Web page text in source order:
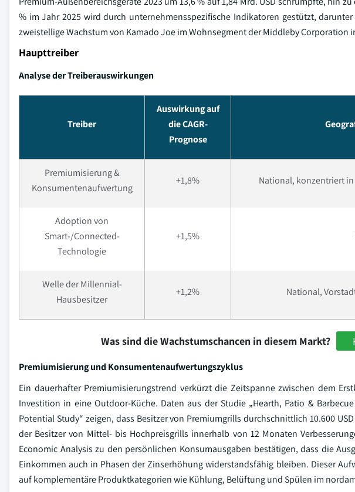
% im Jahr 2025 wird durch unternehmensspezifische Indikatoren gestützt,
zweistellige Wachstum von Kamado Joe im Wohnsegment der Middleby Corporation
Haupttreiber
Analyse der Treiberauswirkungen
Treiber
Auswirkung auf
die CAGR-
Prognose
Premiumisierung &
Konsumentenaufwertung
+1,8% National, konzentriert
Adoption von
Smart-/Connected-
Technologie
+1,5%
Welle der Millennial-
Hausbesitzer
+1,2% National,
Was sind die Wachstumschancen in diesem Markt?
Premiumisierung und Konsumentenaufwertungszyklus
Ein dauerhafter Premiumisierungstrend verkürzt die Zeitspanne zwischen dem
Investition in eine Outdoor-Küche. Daten aus der Studie „Hearth, Patio &
Potential Study“ zeigen, dass Besitzer von Premiumgrills durchschnittlich 10.600
der Besitzer von Mittel- bis Hochpreisgrills innerhalb von 12 Monaten
Economic Analysis zu den persönlichen Konsumausgaben bestätigen, dass die
Einkommen auch in Phasen der Zinserhöhung widerstandsfähig bleiben. Dieser
auf komplementäre Produktkategorien wie Kühlung, Belüftung und Spülen im